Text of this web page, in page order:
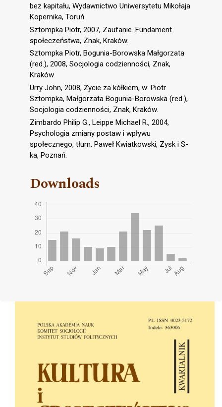
bez kapitału, Wydawnictwo Uniwersytetu Mikołaja
Kopernika, Toruń.
Sztompka Piotr, 2007, Zaufanie. Fundament
społeczeństwa, Znak, Kraków.
Sztompka Piotr, Bogunia-Borowska Małgorzata
(red.), 2008, Socjologia codzienności, Znak,
Kraków.
Urry John, 2008, Życie za kółkiem, w: Piotr
Sztompka, Małgorzata Bogunia-Borowska (red.),
Socjologia codzienności, Znak, Kraków.
Zimbardo Philip G., Leippe Michael R., 2004,
Psychologia zmiany postaw i wpływu
społecznego, tłum. Paweł Kwiatkowski, Zysk i S-
ka, Poznań.
Downloads